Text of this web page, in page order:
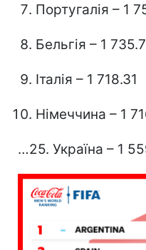
Португалія – 1
Бельгія – 1
Італія – 1 718.31
Німеччина – 1
…25. Україна – 1